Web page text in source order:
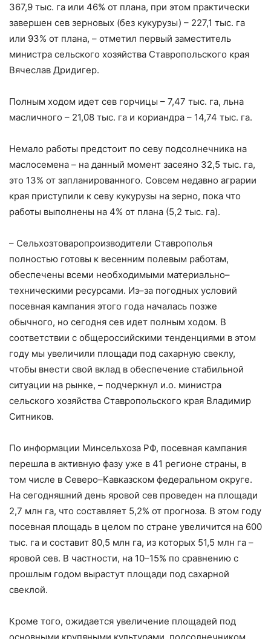
367,9 тыс. га или 46% от плана, при этом практически
завершен сев зерновых (без кукурузы) – 227,1 тыс. га
или 93% от плана, – отметил первый заместитель
министра сельского хозяйства Ставропольского края
Вячеслав Дридигер.
Полным ходом идет сев горчицы – 7,47 тыс. га, льна
масличного – 21,08 тыс. га и кориандра – 14,74 тыс. га.
Немало работы предстоит по севу подсолнечника на
маслосемена – на данный момент засеяно 32,5 тыс. га,
это 13% от запланированного. Совсем недавно аграрии
края приступили к севу кукурузы на зерно, пока что
работы выполнены на 4% от плана (5,2 тыс. га).
– Сельхозтоваропроизводители Ставрополья
полностью готовы к весенним полевым работам,
обеспечены всеми необходимыми материально–
техническими ресурсами. Из–за погодных условий
посевная кампания этого года началась позже
обычного, но сегодня сев идет полным ходом. В
соответствии с общероссийскими тенденциями в этом
году мы увеличили площади под сахарную свеклу,
чтобы внести свой вклад в обеспечение стабильной
ситуации на рынке, – подчеркнул и.о. министра
сельского хозяйства Ставропольского края Владимир
Ситников.
По информации Минсельхоза РФ, посевная кампания
перешла в активную фазу уже в 41 регионе страны, в
том числе в Северо–Кавказском федеральном округе.
На сегодняшний день яровой сев проведен на площади
2,7 млн га, что составляет 5,2% от прогноза. В этом году
посевная площадь в целом по стране увеличится на 600
тыс. га и составит 80,5 млн га, из которых 51,5 млн га –
яровой сев. В частности, на 10–15% по сравнению с
прошлым годом вырастут площади под сахарной
свеклой.
Кроме того, ожидается увеличение площадей под
основными крупяными культурами, подсолнечником,